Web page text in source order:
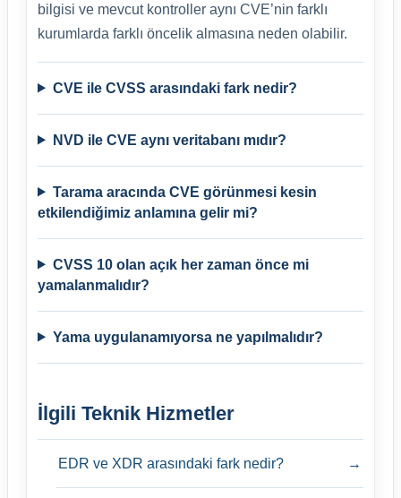
bilgisi ve mevcut kontroller aynı CVE’nin farklı
kurumlarda farklı öncelik almasına neden olabilir.
CVE ile CVSS arasındaki fark nedir?
NVD ile CVE aynı veritabanı mıdır?
Tarama aracında CVE görünmesi kesin
etkilendiğimiz anlamına gelir mi?
CVSS 10 olan açık her zaman önce mi
yamalanmalıdır?
Yama uygulanamıyorsa ne yapılmalıdır?
İlgili Teknik Hizmetler
EDR ve XDR arasındaki fark nedir? →